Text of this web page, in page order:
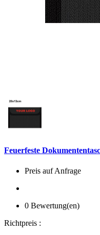
Feuerfeste
Preis auf Anfrage
0 Bewertung(en)
Richtpreis :